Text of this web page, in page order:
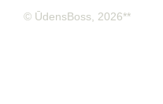
© ŪdensBoss, 2026**